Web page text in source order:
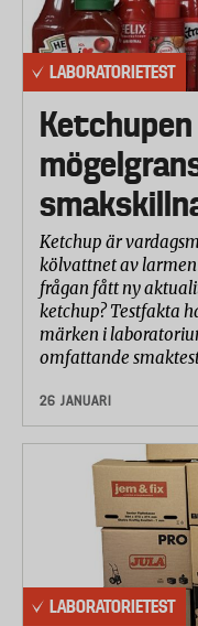
LABORATORIETEST
Ketchup är
kölvattnet av
frågan fått ny
ketchup? Testfakta
märken i
omfattande
26 JANUARI
LABORATORIETEST